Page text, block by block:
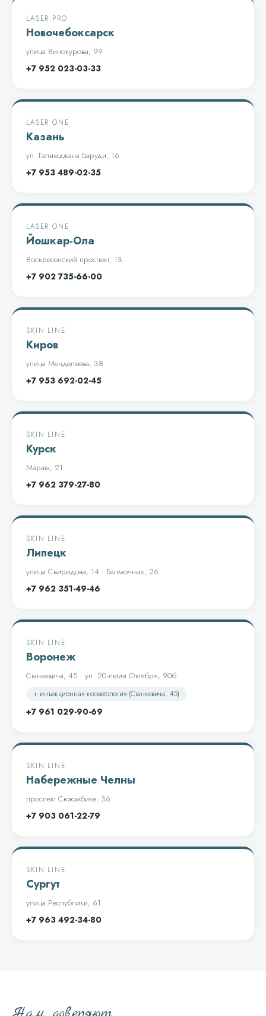
LASER PRO
Новочебоксарск
улица Винокурова, 99
+7 952 023-03-33
LASER ONE
Казань
ул. Галимджана Баруди, 16
+7 953 489-02-35
LASER ONE
Йошкар-Ола
Воскресенский проспект, 13
+7 902 735-66-00
SKIN LINE
Киров
улица Менделеева, 38
+7 953 692-02-45
SKIN LINE
Курск
Марата, 21
+7 962 379-27-80
SKIN LINE
Липецк
улица Свиридова, 14 · Балмочных, 26
+7 962 351-49-46
SKIN LINE
Воронеж
Станкевича, 45 · ул. 20-летия Октября, 90б
+ инъекционная косметология (Станкевича, 45)
+7 961 029-90-69
SKIN LINE
Набережные Челны
проспект Сююмбике, 36
+7 903 061-22-79
SKIN LINE
Сургут
улица Республики, 61
+7 963 492-34-80